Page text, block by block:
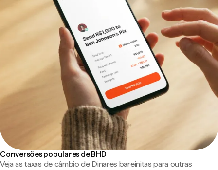
Conversões populares de BHD
Veja as taxas de câmbio de Dinares bareinitas para outras